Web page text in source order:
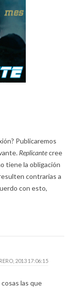
Publicaremos
Replicantecree
tiene la obligación
contrarias a
con esto,
2013 17:06:15
las que